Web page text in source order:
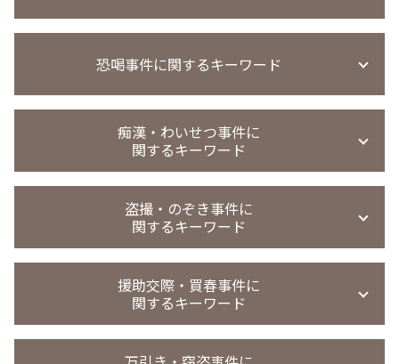
傷害事件 被害 弁護士
暴行事件 不起訴
精神的苦痛 傷害罪
傷害事件 当たり屋
傷害事件 示談金
傷害事件 相手弁護士
傷害事件 慰謝料
暴行罪 警察 動かない
暴行事件 懲役
会社 暴行事件 被害届
暴行事件 慰謝料請求
暴行事件 示談金
恐喝事件に関するキーワード
恐喝未遂 刑罰
恐喝事件
恐喝罪 構成要件
恐喝事件 執行猶予
恐喝 弁護士
恐喝事件 時効
恐喝罪 強盗罪
恐喝未遂 示談
痴漢・わいせつ事件に
関するキーワード
強制わいせつ 罰則
迷惑行為防止条例違反 罰則
不同意性交等罪 証拠
強制わいせつ罪 法律
強制わいせつ 証拠ない
強制わいせつ罪 医者
強制わいせつ 罰条
盗撮・のぞき事件に
関するキーワード
盗撮 罰金刑 相場
撮影罪 時効
盗撮 微罪処分
援助交際・買春事件に
関するキーワード